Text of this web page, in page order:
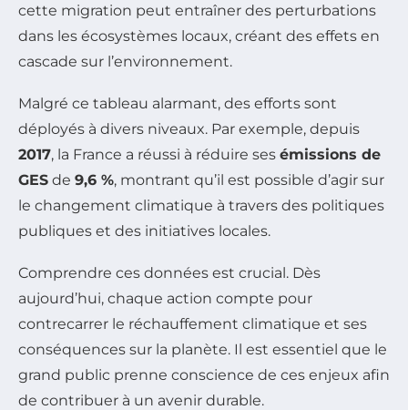
cette migration peut entraîner des perturbations
dans les écosystèmes locaux, créant des effets en
cascade sur l’environnement.
Malgré ce tableau alarmant, des efforts sont
déployés à divers niveaux. Par exemple, depuis
2017, la France a réussi à réduire ses émissions de
GES de 9,6 %, montrant qu’il est possible d’agir sur
le changement climatique à travers des politiques
publiques et des initiatives locales.
Comprendre ces données est crucial. Dès
aujourd’hui, chaque action compte pour
contrecarrer le réchauffement climatique et ses
conséquences sur la planète. Il est essentiel que le
grand public prenne conscience de ces enjeux afin
de contribuer à un avenir durable.